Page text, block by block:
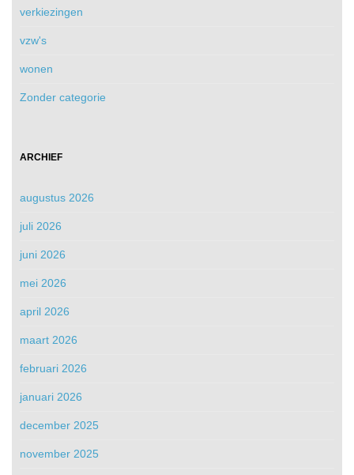
verkiezingen
vzw's
wonen
Zonder categorie
ARCHIEF
augustus 2026
juli 2026
juni 2026
mei 2026
april 2026
maart 2026
februari 2026
januari 2026
december 2025
november 2025